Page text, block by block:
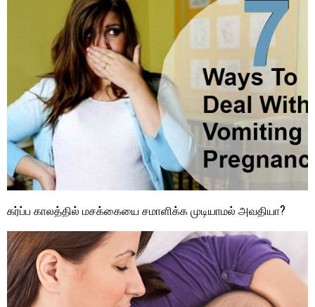
கர்ப்ப காலத்தில் மசக்கையை சமாளிக்க முடியாமல் அவதியா?